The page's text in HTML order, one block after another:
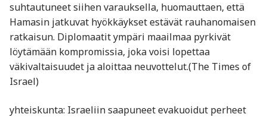
suhtautuneet siihen varauksella, huomauttaen, että
Hamasin jatkuvat hyökkäykset estävät rauhanomaisen
ratkaisun. Diplomaatit ympäri maailmaa pyrkivät
löytämään kompromissia, joka voisi lopettaa
väkivaltaisuudet ja aloittaa neuvottelut.(The Times of
Israel)
yhteiskunta: Israeliin saapuneet evakuoidut perheet